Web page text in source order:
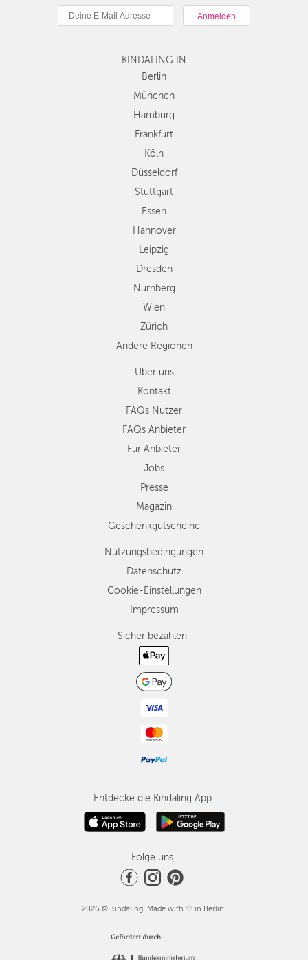
München
Hamburg
Köln
Düsseldorf
Stuttgart
Essen
Dresden
Nürnberg
Wien
Zürich
Andere
Regionen
KINDALING IN
Berlin
München
Hamburg
Frankfurt
Köln
Düsseldorf
Stuttgart
Essen
Hannover
Leipzig
Dresden
Nürnberg
Wien
Zürich
Andere Regionen
Über uns
Kontakt
FAQs Nutzer
FAQs Anbieter
Für Anbieter
Jobs
Presse
Magazin
Geschenkgutscheine
Nutzungsbedingungen
Datenschutz
Cookie-Einstellungen
Impressum
Sicher bezahlen
Entdecke die Kindaling App
Folge uns
2026 © Kindaling. Made with ♡ in Berlin.